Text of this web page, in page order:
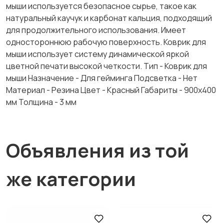
мыши используется безопасное сырье, такое как
натуральный каучук и карбонат кальция, подходящий
для продолжительного использования. Имеет
одностороннюю рабочую поверхность. Коврик для
мыши использует систему динамической яркой
цветной печати высокой четкости. Тип - Коврик для
мыши Назначение - Для гейминга Подсветка - Нет
Материал - Резина Цвет - Красный Габариты - 900х400
мм Толщина - 3 мм
Объявления из той
же категории